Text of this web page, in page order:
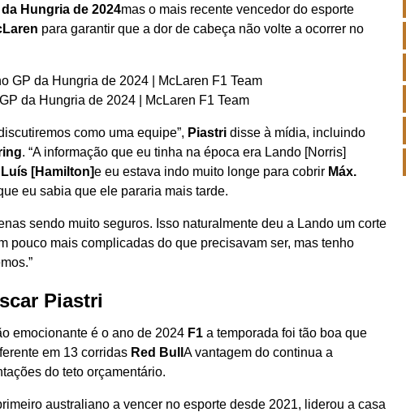
da Hungria de 2024mas o mais recente vencedor do esporte
para garantir que a dor de cabeça não volte a ocorrer no
da Hungria de 2024 | McLaren F1 Team
como uma equipe”, Piastri disse à mídia, incluindo
. “A informação que eu tinha na época era Lando [Norris]
Luís [Hamilton]e eu estava indo muito longe para cobrir Máx.
eu sabia que ele pararia mais tarde.
sendo muito seguros. Isso naturalmente deu a Lando um corte
pouco mais complicadas do que precisavam ser, mas tenho
Piastri
emocionante é o ano de 2024 F1 a temporada foi tão boa que
em 13 corridas Red Bull A vantagem do continua a
do teto orçamentário.
australiano a vencer no esporte desde 2021, liderou a casa